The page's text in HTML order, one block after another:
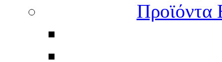
Προϊόντα